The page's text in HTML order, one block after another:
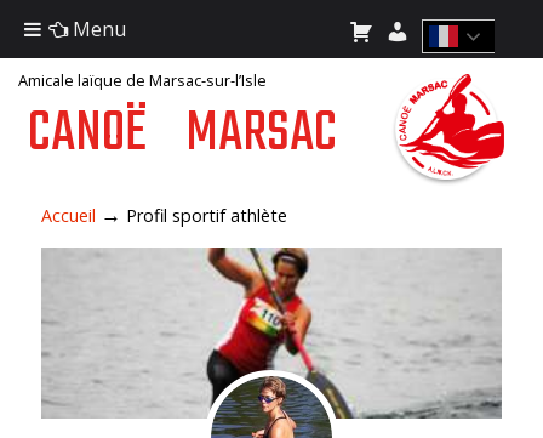
Amicale laïque de Marsac-sur-l’Isle
CANOË MARSAC
Accueil → Profil sportif athlète
Menu